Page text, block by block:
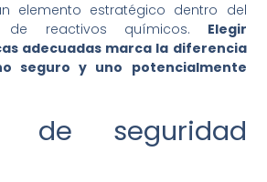
elemento estratégico dentro del
de reactivos químicos. Elegir
adecuadas marca la diferencia
seguro y uno potencialmente
de seguridad